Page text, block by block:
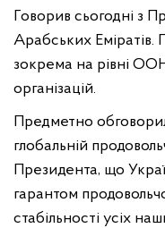
Говорив сьогодні з
Арабських Еміратів.
зокрема на рівні
організацій.
Предметно
глобальній
Президента, що
гарантом
стабільності усіх